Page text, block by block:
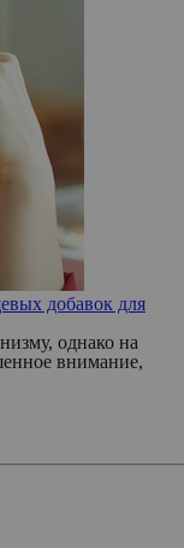
добавок для
однако на
внимание,